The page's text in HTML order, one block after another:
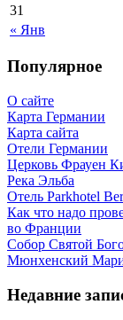
« Янв
31
Популярное
О сайте
Карта Германии
Карта сайта
Отели Германии
Церковь Фрауен
Река Эльба
Отель Parkhotel
Как что надо
во Франции
Собор Святой
Мюнхенский
Недавние